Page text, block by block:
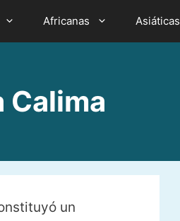
Africanas Asiáticas
Calima
un